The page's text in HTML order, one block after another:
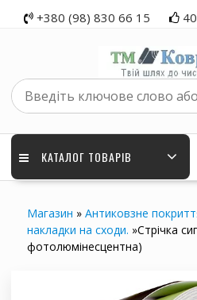
Перейти
+380 (98) 830 66 15
КАТАЛОГ ТОВАРІВ
Магазин » Антиковзне
накладки на сходи. »Стрічка
фотолюмінесцентна)